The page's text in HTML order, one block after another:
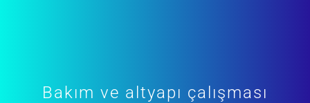
Bakım ve altyapı çalışması